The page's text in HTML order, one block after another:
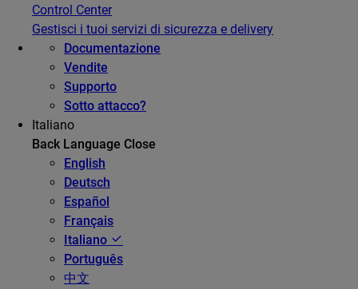
Control Center
Gestisci i tuoi servizi di sicurezza e delivery
Documentazione
Vendite
Supporto
Sotto attacco?
Italiano
Back Language Close
English
Deutsch
Español
Français
Italiano
Português
中文